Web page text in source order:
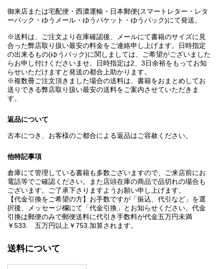
御来店または宅配便・西濃運輸・日本郵便(スマートレター・レタ
ーパック・ゆうメール・ゆうパケット・ゆうパック)にて発送。
※送料は、ご注文より在庫確認後、メールにて書籍のサイズに見
合った弊店取り扱い最安の料金をご連絡申し上げます。日時指定
の出来るもの(ゆうパック)に関しましては、ご希望がございました
らお申し付けくださいませ。日時指定は2、3日余裕をもってお知
らせいただけますと発送の都合上助かります。
※複数冊ご注文頂きました場合の送料は、書籍をおまとめしてお
送りできる弊店取り扱い最安の送料をご案内させていただきま
す。
返品について
古本につき、お客様のご都合による返品はご容赦ください。
他特記事項
倉庫にて管理している書籍も多数ございますので、ご来店前にお
電話等でご確認ください。また店頭在庫の商品で品切れの場合も
ございます。ご了承下さりますようお願い申し上げます。
【代金引換をご希望の方】お手数ですが「振込、代引など」を選
択後、メッセージ欄にて「代金引換」とお知らせください。代金
引換は郵便のみで郵便送料に代引き手数料が代金五万円未満
￥533. 五万円以上￥753.加算されます。
送料について